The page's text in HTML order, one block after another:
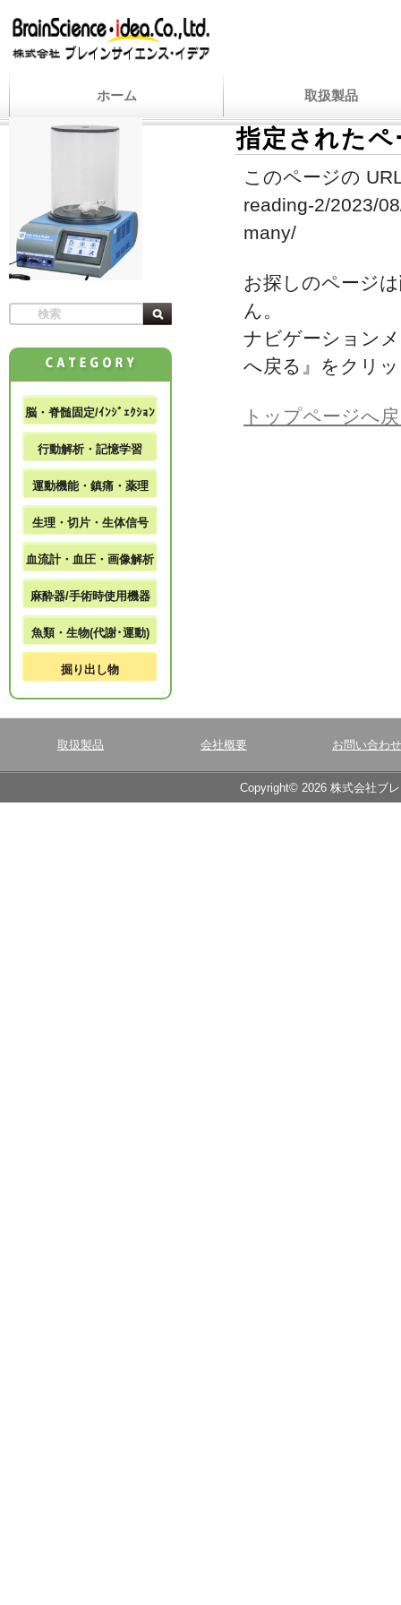
ホーム 取扱製品
指定された
このページの
reading-2/2023/
many/
お探しのページ
ん。
ナビゲーション
へ戻る』をクリ
トップページへ
脳・脊髄固定/ｲﾝｼﾞｪｸｼｮﾝ
行動解析・記憶学習
運動機能・鎮痛・薬理
生理・切片・生体信号
血流計・血圧・画像解析
麻酔器/手術時使用機器
魚類・生物(代謝･運動)
掘り出し物
取扱製品 会社概要 お問い合わせ
Copyright© 2026 株式会社ブ